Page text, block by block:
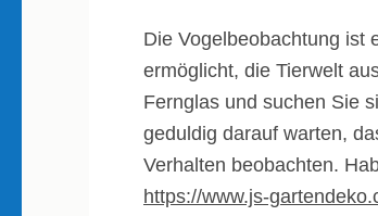
Die Vogelbeobachtung ist
ermöglicht, die Tierwelt
Fernglas und suchen Sie
geduldig darauf warten,
Verhalten beobachten.
https://www.js-